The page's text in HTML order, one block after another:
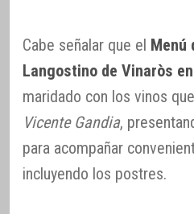
Cabe señalar que el Menú
Langostino de Vinaròs
maridado con los vinos
Vicente Gandia,
para acompañar
incluyendo los postres.